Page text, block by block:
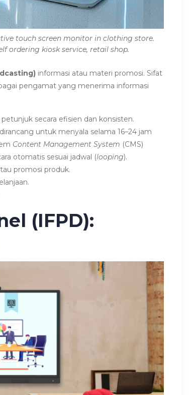
touch screen monitor in clothing store.
ordering kiosk service, retail shop.
informasi atau materi promosi. Sifat
pengamat yang menerima informasi
secara efisien dan konsisten.
untuk menyala selama 16–24 jam
Content Management System (CMS)
otomatis sesuai jadwal (looping).
promosi produk.
(IFPD):